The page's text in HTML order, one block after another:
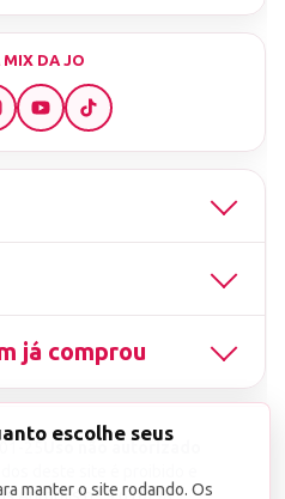
MIX DA JO
já comprou
25
deste site é proibido e
escolhe seus
manter o site rodando. Os